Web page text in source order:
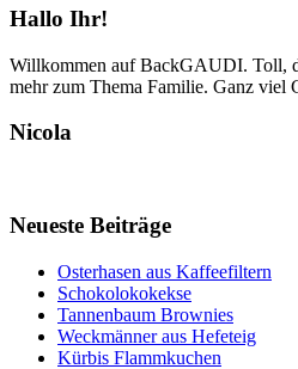
Hallo Ihr!
Willkommen auf BackGAUDI. Toll,
mehr zum Thema Familie. Ganz
Nicola
Neueste Beiträge
Osterhasen aus Kaffeefiltern
Schokolokokekse
Tannenbaum Brownies
Weckmänner aus Hefeteig
Kürbis Flammkuchen